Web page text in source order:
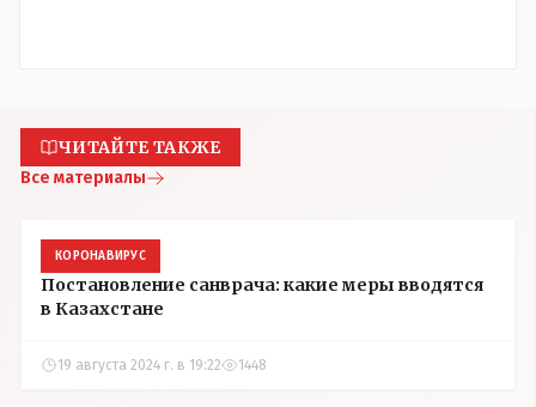
ЧИТАЙТЕ ТАКЖЕ
Все материалы
КОРОНАВИРУС
Постановление санврача: какие меры вводятся
в Казахстане
19 августа 2024 г. в 19:22 1448